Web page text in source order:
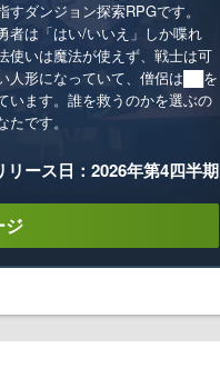
すダンジョン探索RPGです。
者は「はい/いいえ」しか喋れ
使いは魔法が使えず、戦士は可
人形になっていて、僧侶は██を
います。誰を救うのかを選ぶの
たです。
リース日：2026年第4四半期
ジ